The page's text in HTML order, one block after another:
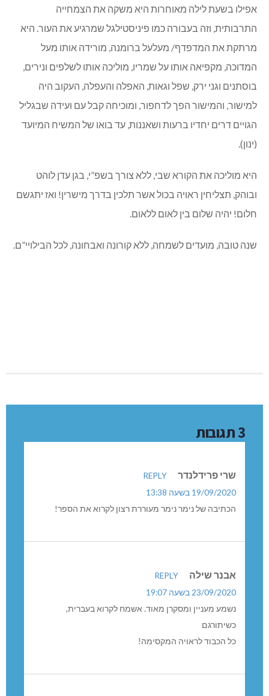
אפילו בשעת לילה מאוחרות היא משקה את הצמחייה
התרבותית, וזה בעבורה כמו פיניסטילגל שמרגיע את העור. היא
מרתקת את המדפדף/ מעלעל ברומנה, מורידה אותו מעל
המדוכה, מקפיאה אותו על שמריו, מוליכה אותו לשלפים ונירים,
בוסתנים וגני ירק, שפל וגאות, האפלה והעפלה, העקוב היה
למישור, והמישור הפך לדחפור, ומוכיחה קבל עם ועידה שבגליל
הגויים דרים יחדיו ברעות ושאננות, עד בואו של המשיח המיועד
(ינון).
היא מוליכה את הקורא שבי, ללא צורך בשפ”י, בגן עדן לוהט
ובוהק, תצליחין ראויה בכול אשר תלכין בדרך מישרין! ואז יתגשם
חלום! יהיה שלום בין לאום ללאום.
שנה טובה, מועדים לשמחה, ללא קורונה ואבחונה, לכל הבילויי”ם.
3 תגובות
שרי פרידלנדר
REPLY
19/09/2020 בשעה 13:38
הכתיבה של נימר נימר מעוררת רצון לקרוא את הספר!
אבנר שילה
REPLY
23/09/2020 בשעה 19:07
נשמע מעניין ומסקרן מאוד. אשמח לקרוא בעברית,
כשיתורגם
כל הכבוד לראויה המקסימה!